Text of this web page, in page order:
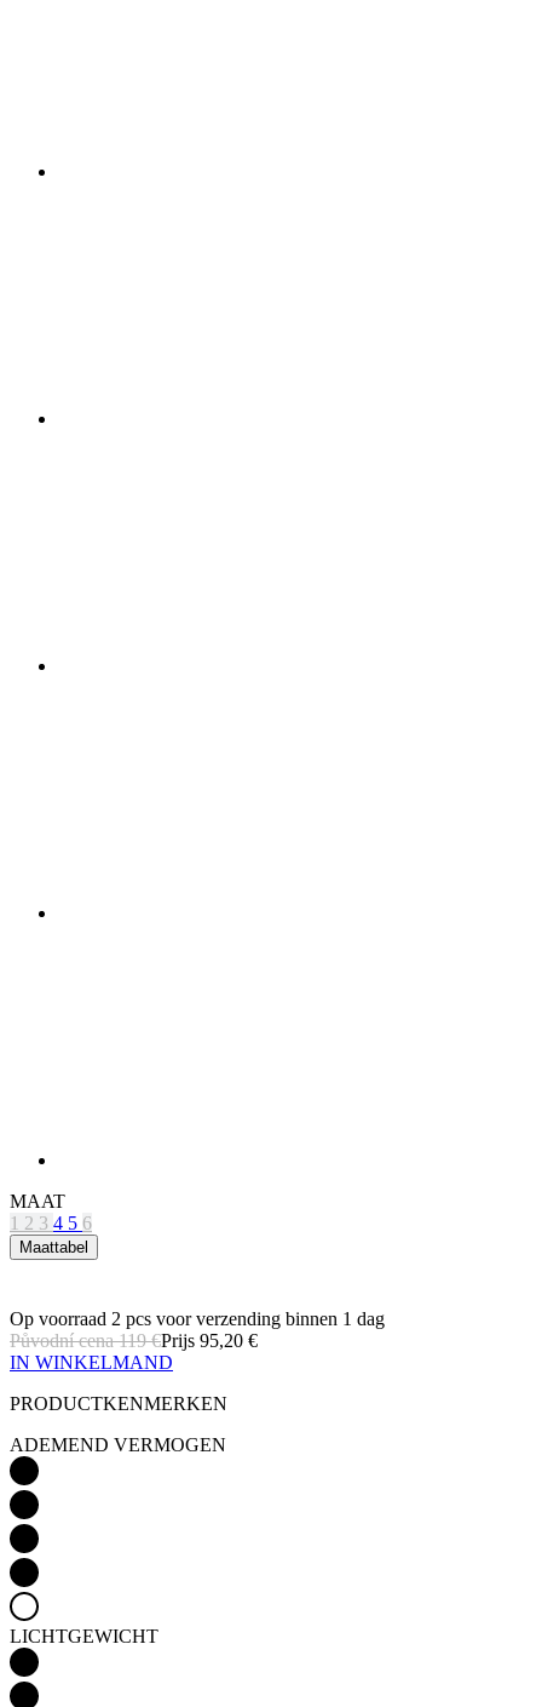
MAAT
1 2 3 4 5 6
Maattabel
Op voorraad 2 pcs voor verzending binnen 1 dag
Prijs 95,20 €
Původní cena119 €
IN WINKELMAND
PRODUCTKENMERKEN
ADEMEND VERMOGEN
LICHTGEWICHT